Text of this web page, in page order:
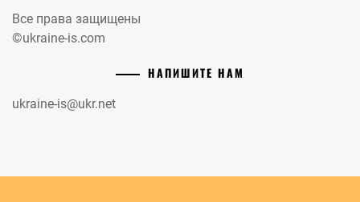
Все права защищены
©ukraine-is.com
НАПИШИТЕ НАМ
ukraine-is@ukr.net